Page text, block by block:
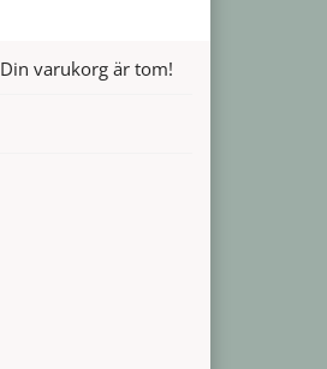
Din varukorg är tom!